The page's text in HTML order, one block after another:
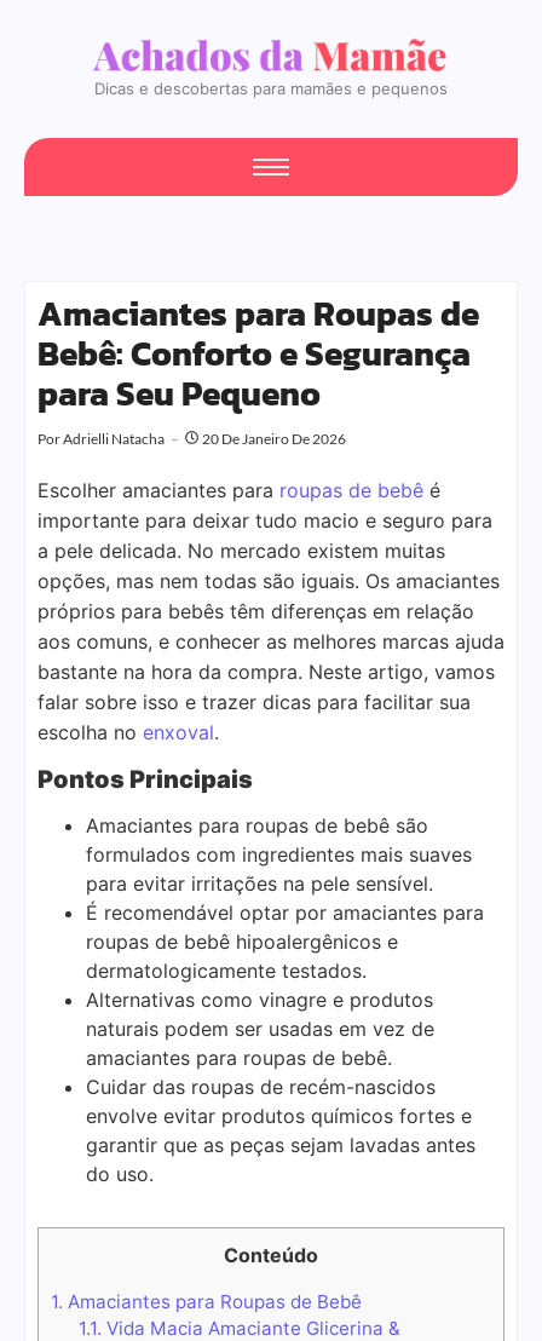
Dicas e descobertas para mamães e pequenos
Amaciantes para Roupas de
Bebê: Conforto e Segurança
para Seu Pequeno
PorAdrielli Natacha 20 De Janeiro De 2026
Escolher amaciantes para roupas de bebê é
importante para deixar tudo macio e seguro para
a pele delicada. No mercado existem muitas
opções, mas nem todas são iguais. Os amaciantes
próprios para bebês têm diferenças em relação
aos comuns, e conhecer as melhores marcas ajuda
bastante na hora da compra. Neste artigo, vamos
falar sobre isso e trazer dicas para facilitar sua
escolha no enxoval.
Pontos Principais
Amaciantes para roupas de bebê são
formulados com ingredientes mais suaves
para evitar irritações na pele sensível.
É recomendável optar por amaciantes para
roupas de bebê hipoalergênicos e
dermatologicamente testados.
Alternativas como vinagre e produtos
naturais podem ser usadas em vez de
amaciantes para roupas de bebê.
Cuidar das roupas de recém-nascidos
envolve evitar produtos químicos fortes e
garantir que as peças sejam lavadas antes
do uso.
Conteúdo
1. Amaciantes para Roupas de Bebê
1.1. Vida Macia Amaciante Glicerina &